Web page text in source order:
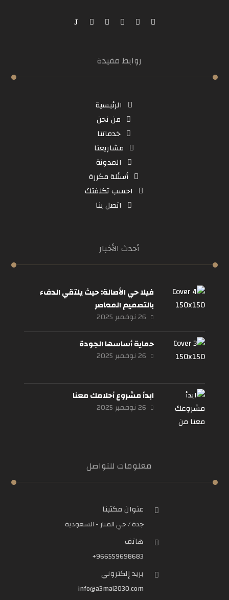
روابط مفيدة
الرئيسية
من نحن
خدماتنا
مشاريعنا
المدونة
أسئلة مكررة
احسب تكلفتك
اتصل بنا
أحدث الأخبار
فيلا حي الأصالة: حيث يلتقي الدفء
بالتصميم المعاصر
26 نوفمبر 2025
حماية أساسها الجودة
26 نوفمبر 2025
ابدأ مشروع أحلامك معنا
26 نوفمبر 2025
معلومات للتواصل
عنوان مكتبنا
جدة / حي المنار - السعودية
هاتف
966559698683+
بريد إلكتروني
info@a3mal2030.com